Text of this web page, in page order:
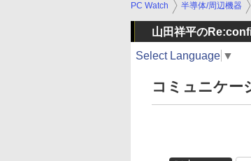
PC Watch 半導体/周辺機器
山田祥平の
Select Language ▼
コミュニケー